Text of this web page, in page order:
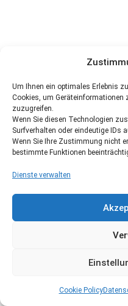
Um Ihnen ein optimales Erlebnis
Cookies, um Geräteinformationen
zuzugreifen.
Wenn Sie diesen Technologien
Surfverhalten oder eindeutige IDs
Wenn Sie Ihre Zustimmung nicht
bestimmte Funktionen
Dienste verwalten
Cookie Policy